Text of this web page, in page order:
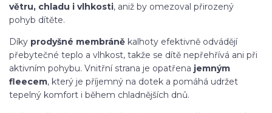
větru, chladu i vlhkosti, aniž by omezoval přirozený
pohyb dítěte.
Díky prodyšné membráně kalhoty efektivně odvádějí
přebytečné teplo a vlhkost, takže se dítě nepřehřívá ani při
aktivním pohybu. Vnitřní strana je opatřena jemným
fleecem, který je příjemný na dotek a pomáhá udržet
tepelný komfort i během chladnějších dnů.